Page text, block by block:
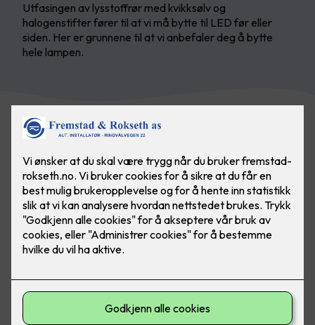
Utfasingen av lysstoffrør med kvikksølv og
halogenstifter fører til at vi må bytte til LED før eller
siden. Her er grunnene til at vi anbefaler deg å bytte
hele lampen.
Er det virkelig en god idé?